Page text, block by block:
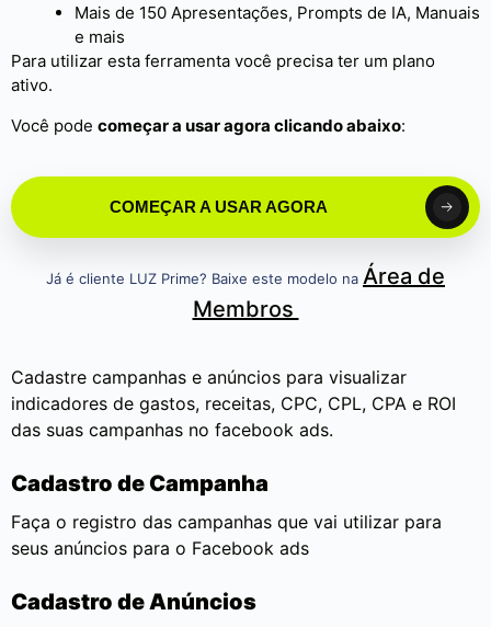
Mais de 150 Apresentações, Prompts de IA, Manuais
e mais
Para utilizar esta ferramenta você precisa ter um plano
ativo.
Você pode começar a usar agora clicando abaixo:
COMEÇAR A USAR AGORA
Já é cliente LUZ Prime? Baixe este modelo na Área de
Membros
Cadastre campanhas e anúncios para visualizar
indicadores de gastos, receitas, CPC, CPL, CPA e ROI
das suas campanhas no facebook ads.
Cadastro de Campanha
Faça o registro das campanhas que vai utilizar para
seus anúncios para o Facebook ads
Cadastro de Anúncios